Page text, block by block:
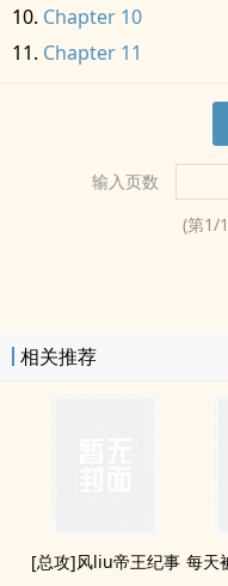
Chapter 10
Chapter 11
输入页数
(第1/1
相关推荐
[总攻]风liu帝王纪事